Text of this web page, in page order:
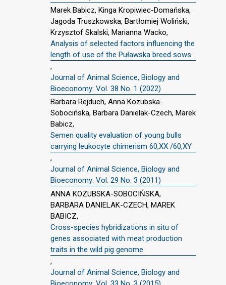
Marek Babicz, Kinga Kropiwiec-Domańska,
Jagoda Truszkowska, Bartłomiej Woliński,
Krzysztof Skalski, Marianna Wacko,
Analysis of selected factors influencing the
length of use of the Puławska breed sows
,
Journal of Animal Science, Biology and
Bioeconomy: Vol. 38 No. 1 (2022)
Barbara Rejduch, Anna Kozubska-
Sobocińska, Barbara Danielak-Czech, Marek
Babicz,
Semen quality evaluation of young bulls
carrying leukocyte chimerism 60,XX /60,XY
,
Journal of Animal Science, Biology and
Bioeconomy: Vol. 29 No. 3 (2011)
ANNA KOZUBSKA-SOBOCIŃSKA,
BARBARA DANIELAK-CZECH, MAREK
BABICZ,
Cross-species hybridizations in situ of
genes associated with meat production
traits in the wild pig genome
,
Journal of Animal Science, Biology and